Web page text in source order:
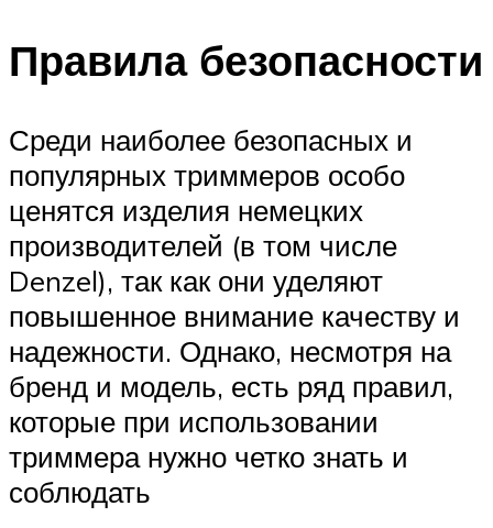
Правила безопасности
Среди наиболее безопасных и
популярных триммеров особо
ценятся изделия немецких
производителей (в том числе
Denzel), так как они уделяют
повышенное внимание качеству и
надежности. Однако, несмотря на
бренд и модель, есть ряд правил,
которые при использовании
триммера нужно четко знать и
соблюдать